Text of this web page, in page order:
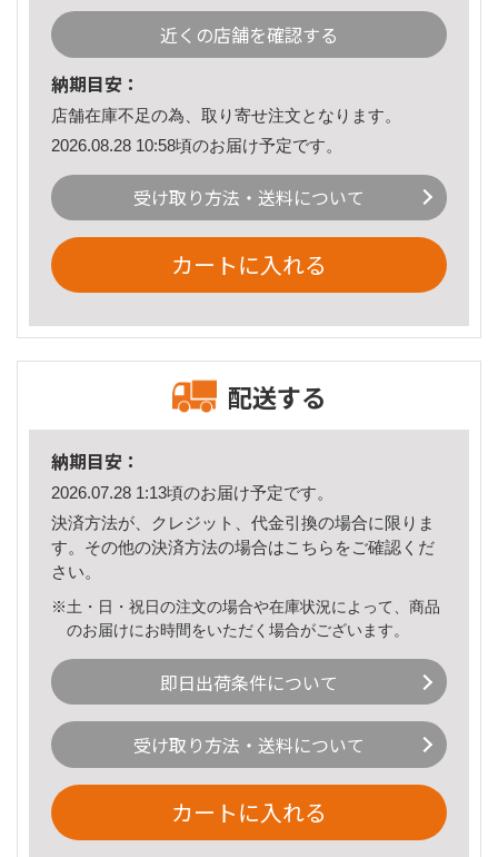
近くの店舗を確認する
納期目安：
店舗在庫不足の為、取り寄せ注文となります。
2026.08.28 10:58頃のお届け予定です。
受け取り方法・送料について
カートに入れる
配送する
納期目安：
2026.07.28 1:13頃のお届け予定です。
決済方法が、クレジット、代金引換の場合に限りま
す。その他の決済方法の場合はこちら をご確認くだ
さい。
※土・日・祝日の注文の場合や在庫状況によって、商品
のお届けにお時間をいただく場合がございます。
即日出荷条件について
受け取り方法・送料について
カートに入れる